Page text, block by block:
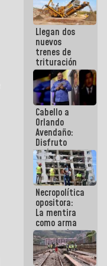
Llegan dos
nuevos
trenes de
trituración
para
optimizar
manejo de
escombros
en La Guaira
Cabello a
Orlando
Avendaño:
Disfruto
cada vez
que escribes
porque lo
que haces
es
embarrarla
Necropolítica
opositora:
La mentira
como arma
contra el
Pueblo